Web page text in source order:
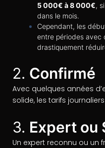
5 000€ à 8 000€,
dans le mois.
Cependant, les
entre périodes avec
drastiquement
2. Confirmé
Avec quelques années
solide, les tarifs
3. Expert ou
Un expert reconnu ou un